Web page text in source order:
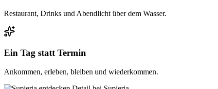
Restaurant, Drinks und Abendlicht über dem Wasser.
Ein Tag statt Termin
Ankommen, erleben, bleiben und wiederkommen.